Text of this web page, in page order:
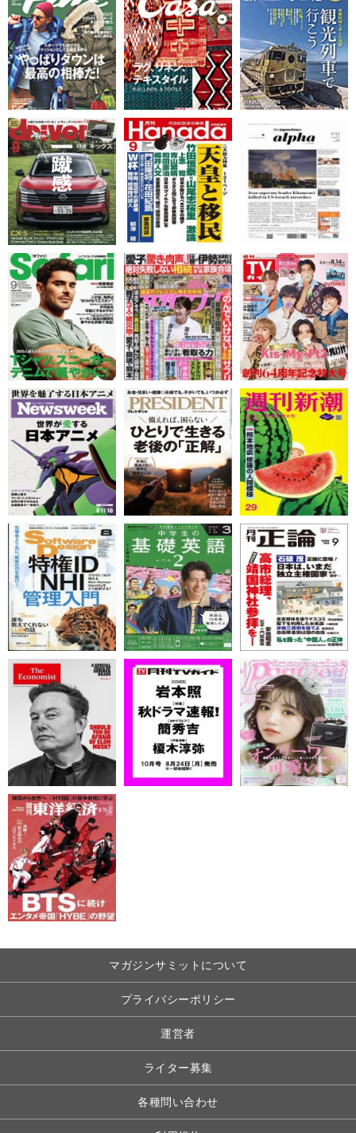
マガジンサミットについて
プライバシーポリシー
運営者
ライター募集
各種問い合わせ